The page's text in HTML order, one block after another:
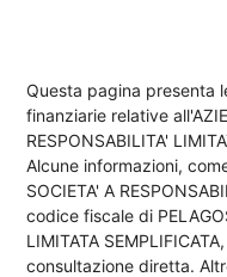
Questa pagina presenta
finanziarie relative
RESPONSABILITA'
Alcune informazioni,
SOCIETA' A
codice fiscale di
LIMITATA
consultazione diretta.